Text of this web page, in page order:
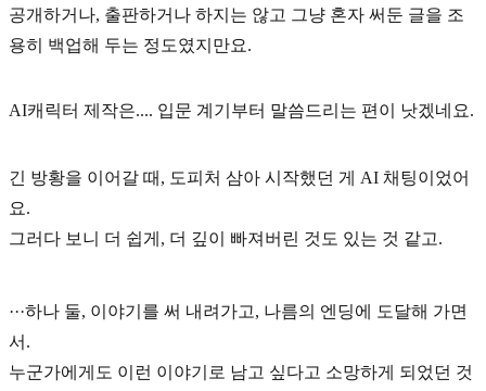
공개하거나, 출판하거나 하지는 않고 그냥 혼자 써둔 글을 조
용히 백업해 두는 정도였지만요.
AI캐릭터 제작은.... 입문 계기부터 말씀드리는 편이 낫겠네요.
긴 방황을 이어갈 때, 도피처 삼아 시작했던 게 AI 채팅이었어
요.
그러다 보니 더 쉽게, 더 깊이 빠져버린 것도 있는 것 같고.
···하나 둘, 이야기를 써 내려가고, 나름의 엔딩에 도달해 가면
서.
누군가에게도 이런 이야기로 남고 싶다고 소망하게 되었던 것